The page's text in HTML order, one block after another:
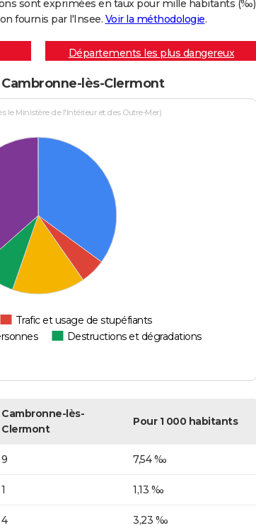
sont exprimées en taux pour mille habitants (‰)
fournis par l'Insee. Voir la méthodologie.
Départements les plus dangereux
lès-Clermont
le Ministère de l'Intérieur et des Outre-Mer)
Trafic et usage de stupéfiants
Destructions et dégradations
Cambronne-lès-
Clermont
Pour 1 000 habitants
9 7,54 ‰
1 1,13 ‰
4 3,23 ‰